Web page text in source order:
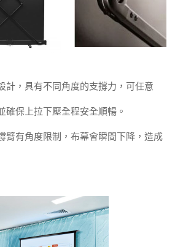
計，具有不同角度的支撐力，可任意
確保上拉下壓全程安全順暢。